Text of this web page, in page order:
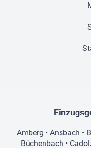
Amberg • Ansbach •
Büchenbach •